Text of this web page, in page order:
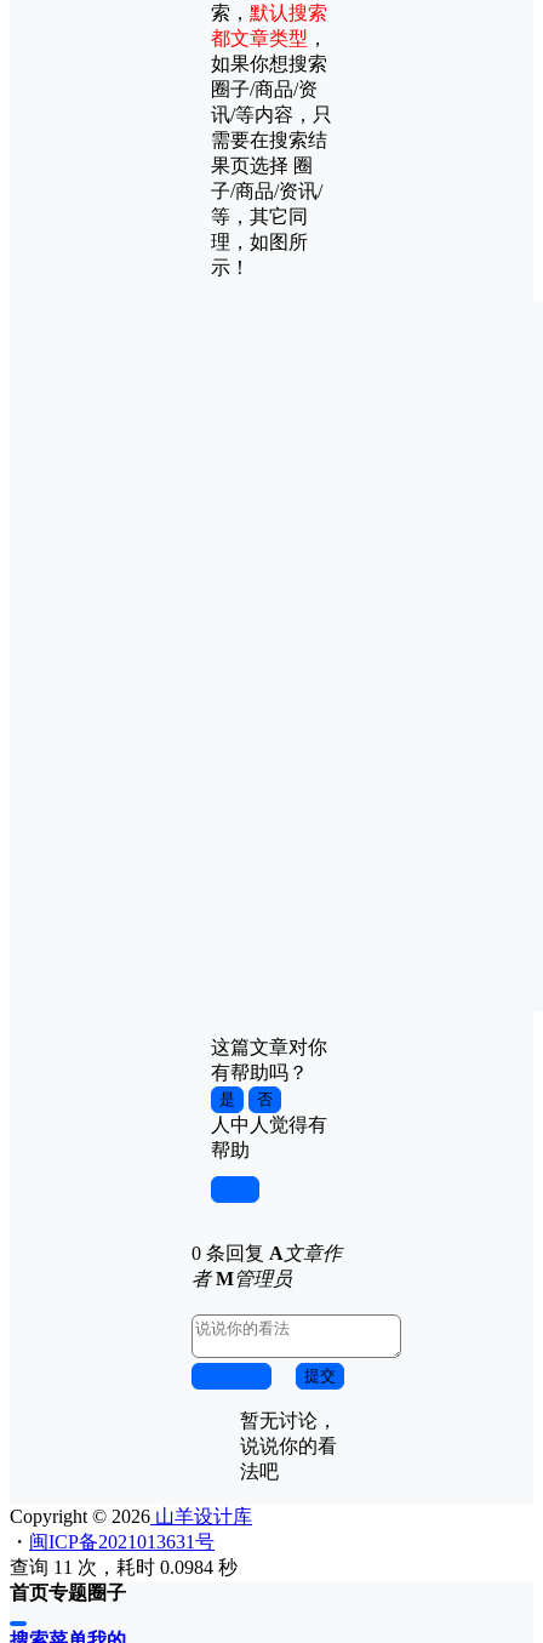
索， 默认搜索
都文章类型 ，
如果你想搜索
圈子/商品/资
讯/等内容，只
需要在搜索结
果页选择 圈
子/商品/资讯/
等，其它同
理，如图所
示！
这篇文章对你
有帮助吗？
是 否
人中 人觉得有
帮助
0 条回复 A文章作
者 M管理员
提交
暂无讨论，
说说你的看
法吧
Copyright © 2026 山羊设计库
・ 闽ICP备2021013631号
查询 11 次，耗时 0.0984 秒
首页专题圈子